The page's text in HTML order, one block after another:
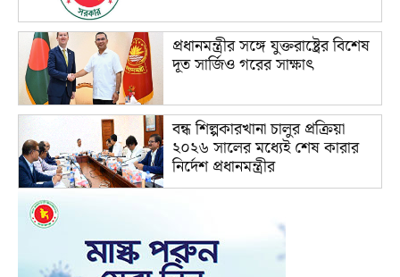
প্রধানমন্ত্রীর সঙ্গে যুক্তরাষ্ট্রের বিশেষ
দূত সার্জিও গরের সাক্ষাৎ
বন্ধ শিল্পকারখানা চালুর প্রক্রিয়া
২০২৬ সালের মধ্যেই শেষ কারার
নির্দেশ প্রধানমন্ত্রীর